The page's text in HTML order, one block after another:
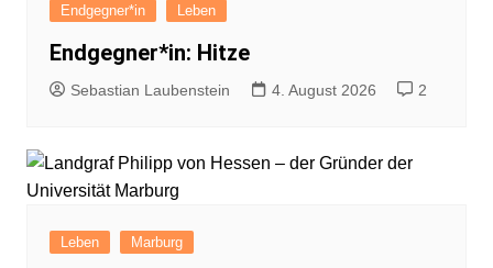
Endgegner*in Leben
Endgegner*in: Hitze
Sebastian Laubenstein 4. August 2026 2
Leben Marburg